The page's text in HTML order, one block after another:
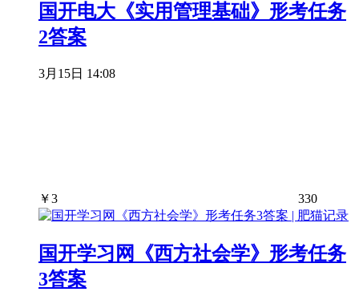
国开电大《实用管理基础》形考任务
2答案
3月15日 14:08
￥3 330
国开学习网《西方社会学》形考任务
3答案